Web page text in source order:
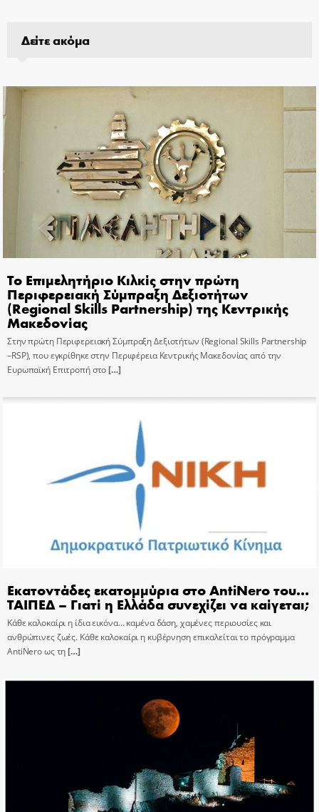
Δείτε ακόμα
Το Επιμελητήριο Κιλκίς στην πρώτη
Περιφερειακή Σύμπραξη Δεξιοτήτων
(Regional Skills Partnership) της Κεντρικής
Μακεδονίας
Στην πρώτη Περιφερειακή Σύμπραξη Δεξιοτήτων (Regional Skills Partnership
–RSP), που εγκρίθηκε στην Περιφέρεια Κεντρικής Μακεδονίας από την
Ευρωπαϊκή Επιτροπή στο[…]
Εκατοντάδες εκατομμύρια στο AntiNero του…
ΤΑΙΠΕΔ – Γιατί η Ελλάδα συνεχίζει να καίγεται;
Κάθε καλοκαίρι η ίδια εικόνα… καμένα δάση, χαμένες περιουσίες και
ανθρώπινες ζωές. Κάθε καλοκαίρι η κυβέρνηση επικαλείται το πρόγραμμα
AntiNero ως τη[…]